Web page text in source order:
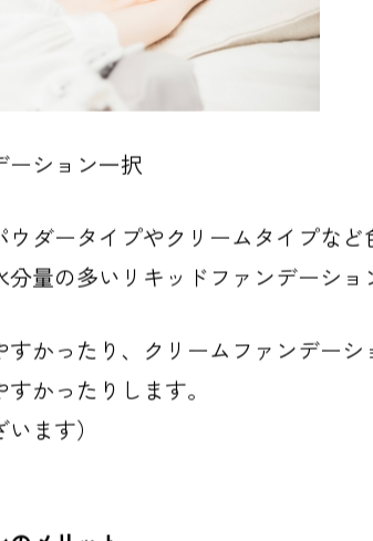
ション一択
ダータイプやクリームタイプな
量の多いリキッドファンデーショ
かったり、クリームファンデーシ
かったりします。
ます）